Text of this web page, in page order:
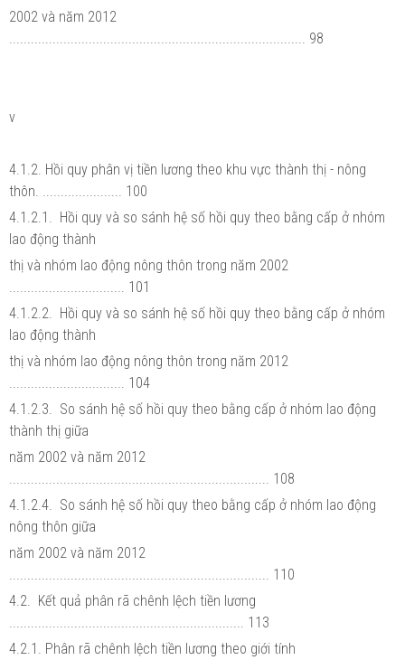
2002 và năm 2012
.................................................................................. 98
v
4.1.2. Hồi quy phân vị tiền lương theo khu vực thành thị - nông
thôn. ...................... 100
4.1.2.1. Hồi quy và so sánh hệ số hồi quy theo bằng cấp ở nhóm
lao động thành
thị và nhóm lao động nông thôn trong năm 2002
................................ 101
4.1.2.2. Hồi quy và so sánh hệ số hồi quy theo bằng cấp ở nhóm
lao động thành
thị và nhóm lao động nông thôn trong năm 2012
................................ 104
4.1.2.3. So sánh hệ số hồi quy theo bằng cấp ở nhóm lao động
thành thị giữa
năm 2002 và năm 2012
........................................................................ 108
4.1.2.4. So sánh hệ số hồi quy theo bằng cấp ở nhóm lao động
nông thôn giữa
năm 2002 và năm 2012
........................................................................ 110
4.2. Kết quả phân rã chênh lệch tiền lương
................................................................. 113
4.2.1. Phân rã chênh lệch tiền lương theo giới tính